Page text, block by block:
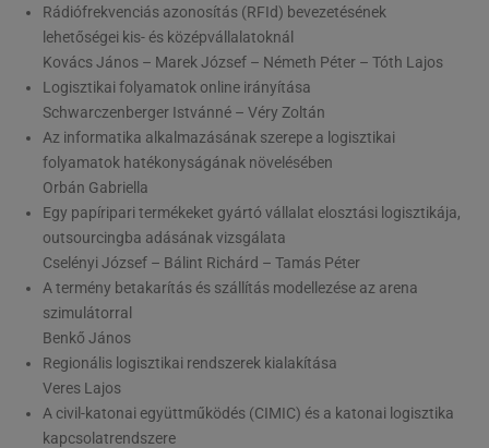
Rádiófrekvenciás azonosítás (RFId) bevezetésének
lehetőségei kis- és középvállalatoknál
Kovács János – Marek József – Németh Péter – Tóth Lajos
Logisztikai folyamatok online irányítása
Schwarczenberger Istvánné – Véry Zoltán
Az informatika alkalmazásának szerepe a logisztikai
folyamatok hatékonyságának növelésében
Orbán Gabriella
Egy papíripari termékeket gyártó vállalat elosztási logisztikája,
outsourcingba adásának vizsgálata
Cselényi József – Bálint Richárd – Tamás Péter
A termény betakarítás és szállítás modellezése az arena
szimulátorral
Benkő János
Regionális logisztikai rendszerek kialakítása
Veres Lajos
A civil-katonai együttműködés (CIMIC) és a katonai logisztika
kapcsolatrendszere